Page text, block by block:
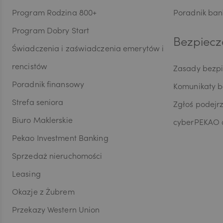
Program Rodzina 800+
Program Dobry Start
Świadczenia i zaświadczenia emerytów i
rencistów
Poradnik finansowy
Strefa seniora
Biuro Maklerskie
Pekao Investment Banking
Sprzedaż nieruchomości
Leasing
Okazje z Żubrem
Przekazy Western Union
Poradnik
Zasady
Komunikaty
Zgłoś
cyberPEKAO